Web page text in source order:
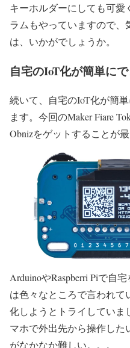
キーホルダーにしても可
ラムもやっていますので、
は、いかがでしょうか。
自宅のIoT化が簡単に
続いて、自宅のIoT化が簡
ます。今回のMaker Fiare
Obnizをゲットすることが最
ArduinoやRaspberri Piで自
は色々なところで言われて
化しようとトライしていま
マホで外出先から操作し
がなかなか難しい。。。